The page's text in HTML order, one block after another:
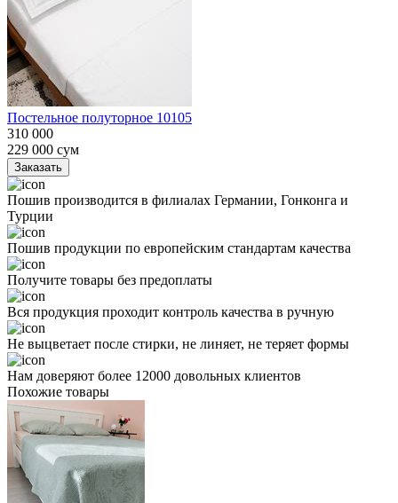
Постельное полуторное 10105
310 000
229 000 сум
Заказать
Пошив производится в филиалах Германии, Гонконга и
Турции
Пошив продукции по европейским стандартам качества
Получите товары без предоплаты
Вся продукция проходит контроль качества в ручную
Не выцветает после стирки, не линяет, не теряет формы
Нам доверяют более 12000 довольных клиентов
Похожие товары